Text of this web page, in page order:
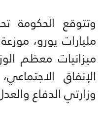
ميزانيات معظم
الإنفاق
وزارتي الدفاع